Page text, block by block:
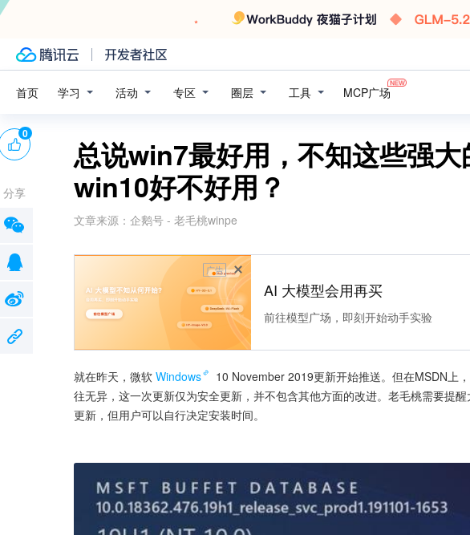
首页 学习 活动 专区 圈层 工具 MCP广场
总说win7最好用，不知这些强
win10好不好用？
文章来源： 企鹅号 - 老毛桃winpe
广告
AI 大模型会用再买
前往模型广场，即刻开始动手实验
就在昨天，微软 Windows
10 November 2019更新开始推送。但在MSDN上
往无异，这一次更新仅为安全更新，并不包含其他方面的改进。老毛桃需要提
更新，但用户可以自行决定安装时间。
0
分享